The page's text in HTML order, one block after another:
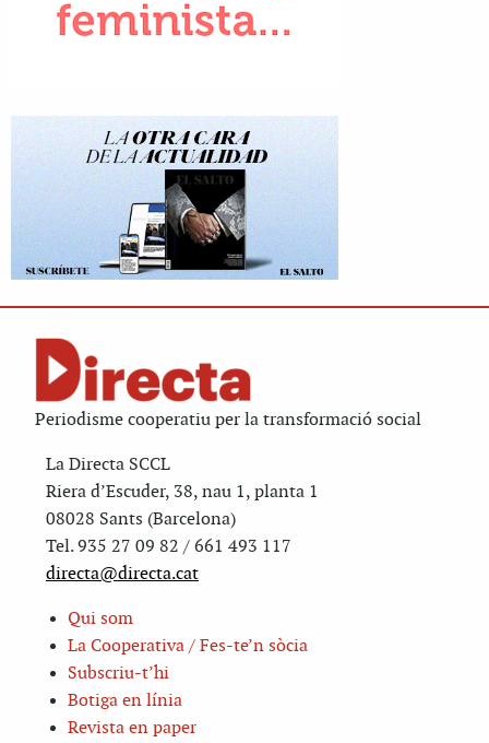
Periodisme cooperatiu per la transformació social
La Directa SCCL
Riera d’Escuder, 38, nau 1, planta 1
08028 Sants (Barcelona)
Tel. 935 27 09 82 / 661 493 117
directa@directa.cat
Qui som
La Cooperativa / Fes-te’n sòcia
Subscriu-t’hi
Botiga en línia
Revista en paper